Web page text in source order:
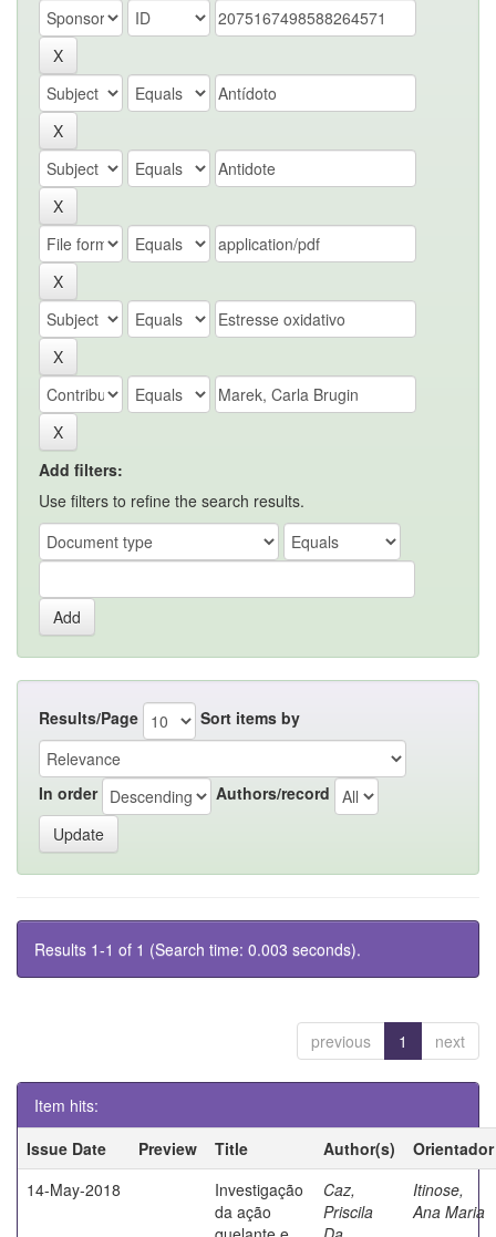
Add filters:
Use filters to refine the search results.
Results/Page Sort items by
In order Authors/record
Results 1-1 of 1 (Search time: 0.003 seconds).
previous 1 next
Item hits:
Issue Date
Preview Title Author(s)
Orientador
14-May-2018
Investigação
da ação
Caz,
Priscila
Itinose,
Ana Maria